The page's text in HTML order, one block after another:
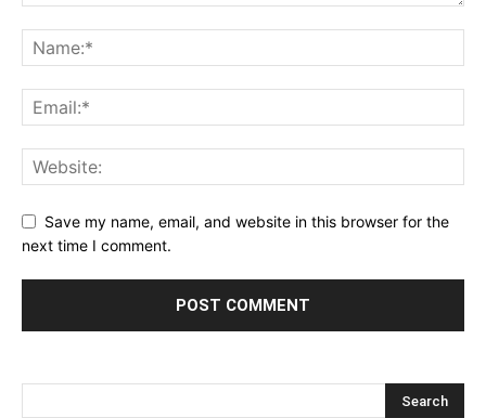
Save my name, email, and website in this browser for the
next time I comment.